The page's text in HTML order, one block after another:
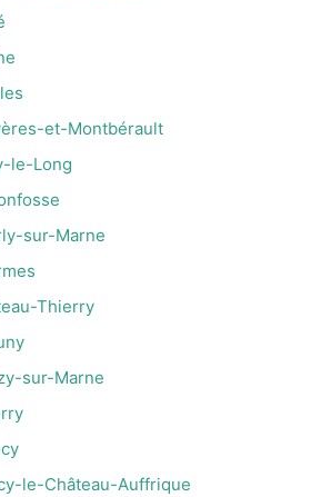
et-Montbérault
le-Long
sur-Marne
Thierry
sur-Marne
le-Château-Auffrique